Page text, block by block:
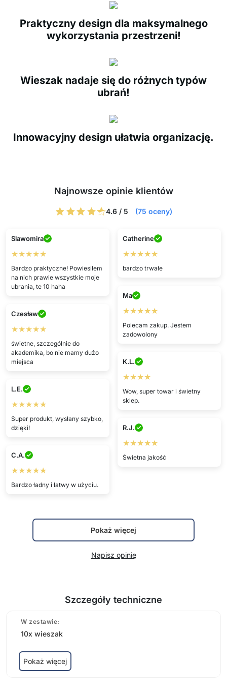
Praktyczny design dla maksymalnego
wykorzystania przestrzeni!
Wieszak nadaje się do różnych typów
ubrań!
Innowacyjny design ułatwia organizację.
Najnowsze opinie klientów
4.6 / 5 (75 oceny)
Slawomira
★★★★★
Bardzo praktyczne! Powiesiłem
na nich prawie wszystkie moje
ubrania, te 10 haha
Catherine
★★★★★
bardzo trwałe
Ma
★★★★★
Polecam zakup. Jestem
zadowolony
Czesław
★★★★★
świetne, szczególnie do
akademika, bo nie mamy dużo
miejsca
K.L.
★★★★
Wow, super towar i świetny
sklep.
L.E.
★★★★★
Super produkt, wysłany szybko,
dzięki!
R.J.
★★★★★
Świetna jakość
C.A.
★★★★★
Bardzo ładny i łatwy w użyciu.
Pokaż więcej
Napisz opinię
Szczegóły techniczne
W zestawie:
10x wieszak
Pokaż więcej